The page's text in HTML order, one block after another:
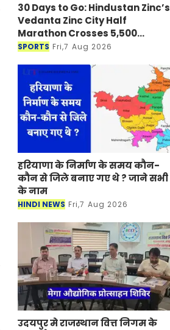
30 Days to Go: Hindustan Zinc’s
Vedanta Zinc City Half
Marathon Crosses 5,500
Registrations in Udaipur
SPORTS Fri,7 Aug 2026
हरियाणा के निर्माण के समय कौन-
कौन से जिले बनाए गए थे ? जाने सभी
के नाम
HINDI NEWS Fri,7 Aug 2026
उदयपुर मे राजस्थान वित्त निगम के